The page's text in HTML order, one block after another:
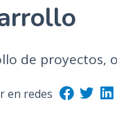
de proyectos,
en redes